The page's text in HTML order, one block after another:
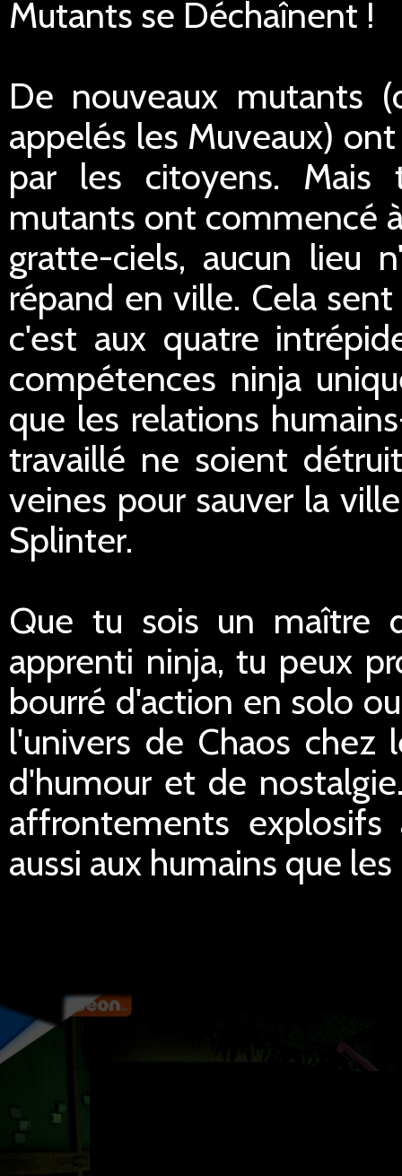
Mutants se Déchaînent !
De nouveaux mutants
appelés les Muveaux)
par les citoyens. Mais
mutants ont commencé
gratte-ciels, aucun lieu
répand en ville. Cela
c'est aux quatre
compétences ninja
que les relations
travaillé ne soient
veines pour sauver la
Splinter.
Que tu sois un maître
apprenti ninja, tu peux
bourré d'action en solo
l'univers de Chaos chez
d'humour et de
affrontements
aussi aux humains que